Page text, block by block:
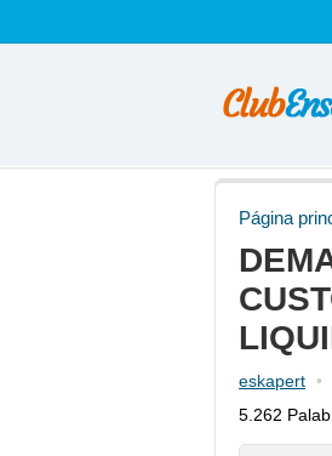
Página
eskapert
5.262